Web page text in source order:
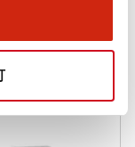
ズ 非常停止用押ボタン
式 大形ボタン 2b1a ねじ
XN5E-LV412Q4MFR